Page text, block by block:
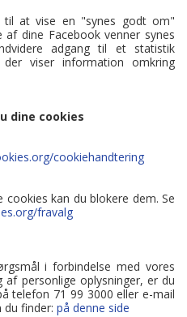
til at vise en "synes godt om"
dine Facebook venner synes
adgang til et statistik
viser information omkring
dine cookies
cookiehandtering
kan du blokere dem. Se
fravalg
i forbindelse med vores
personlige oplysninger, er du
telefon 71 99 3000 eller e-mail
finder: på denne side